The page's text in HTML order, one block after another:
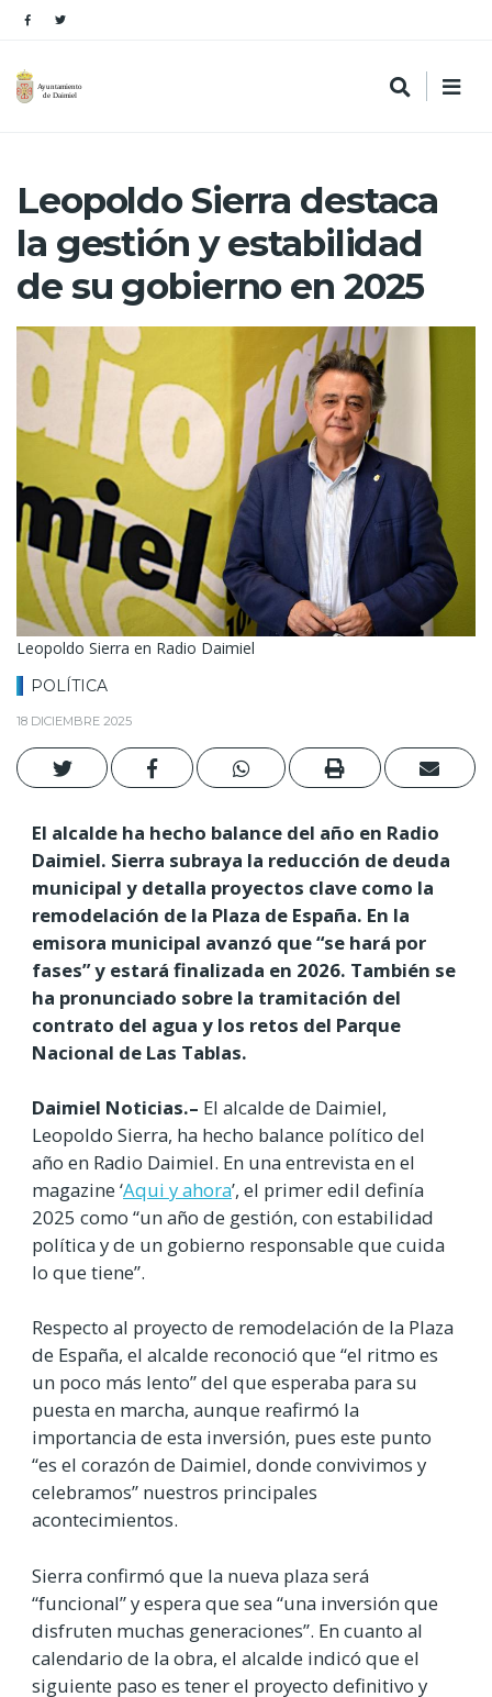
Leopoldo Sierra destaca
la gestión y estabilidad
de su gobierno en 2025
Leopoldo Sierra en Radio Daimiel
POLÍTICA
18 DICIEMBRE 2025
El alcalde ha hecho balance del año en Radio
Daimiel. Sierra subraya la reducción de deuda
municipal y detalla proyectos clave como la
remodelación de la Plaza de España. En la
emisora municipal avanzó que “se hará por
fases” y estará finalizada en 2026. También se
ha pronunciado sobre la tramitación del
contrato del agua y los retos del Parque
Nacional de Las Tablas.
Daimiel Noticias.– El alcalde de Daimiel,
Leopoldo Sierra, ha hecho balance político del
año en Radio Daimiel. En una entrevista en el
magazine ‘Aqui y ahora’, el primer edil definía
2025 como “un año de gestión, con estabilidad
política y de un gobierno responsable que cuida
lo que tiene”.
Respecto al proyecto de remodelación de la Plaza
de España, el alcalde reconoció que “el ritmo es
un poco más lento” del que esperaba para su
puesta en marcha, aunque reafirmó la
importancia de esta inversión, pues este punto
“es el corazón de Daimiel, donde convivimos y
celebramos” nuestros principales
acontecimientos.
Sierra confirmó que la nueva plaza será
“funcional” y espera que sea “una inversión que
disfruten muchas generaciones”. En cuanto al
calendario de la obra, el alcalde indicó que el
siguiente paso es tener el proyecto definitivo y